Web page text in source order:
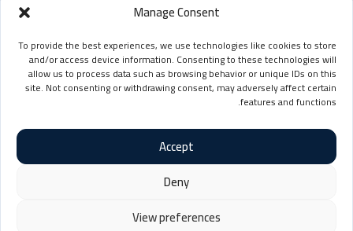
Manage Consent
To provide the best experiences, we use technologies like cookies to store
and/or access device information. Consenting to these technologies will
allow us to process data such as browsing behavior or unique IDs on this
site. Not consenting or withdrawing consent, may adversely affect certain
features and functions.
Accept
Deny
View preferences
الأخبار
المقالات السوريون حول العالم
منوعات وسائط متعددة